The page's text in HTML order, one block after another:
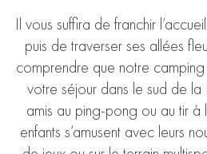
Il vous suffira de franchir
puis de traverser ses allées
comprendre que notre
votre séjour dans le sud de
amis au ping-pong ou au tir à
enfants s’amusent avec leurs